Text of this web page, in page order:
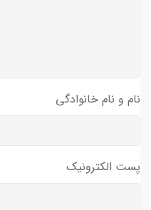
نام و نام خانوادگی
پست الکترونیک